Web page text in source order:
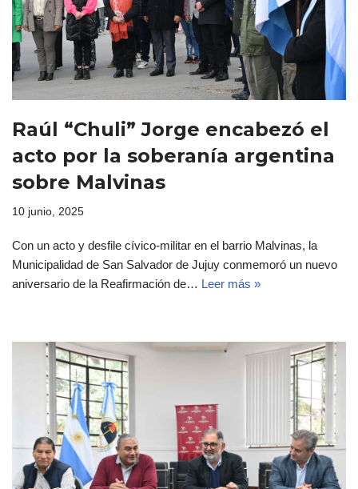
Raúl “Chuli” Jorge encabezó el
acto por la soberanía argentina
sobre Malvinas
10 junio, 2025
Con un acto y desfile cívico-militar en el barrio Malvinas, la
Municipalidad de San Salvador de Jujuy conmemoró un nuevo
aniversario de la Reafirmación de… Leer más »